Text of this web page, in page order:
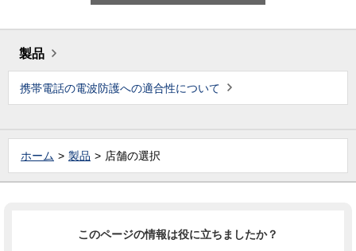
製品
携帯電話の電波防護への適合性について
ホーム 製品 店舗の選択
このページの情報は役に立ちましたか？